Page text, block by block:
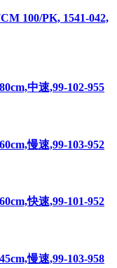
100/PK, 1541-042,
中速,99-102-955
慢速,99-103-952
快速,99-101-952
慢速,99-103-958